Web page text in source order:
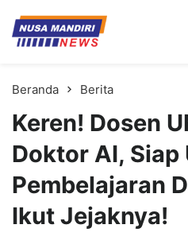
Kampus Digital
Universitas Nusa Mandiri
Beranda Berita
Keren! Dosen
Doktor AI, Siap
Pembelajaran
Ikut Jejaknya!